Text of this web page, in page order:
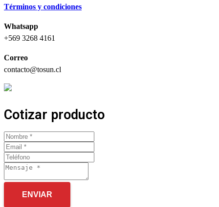
Términos y condiciones
Whatsapp
+569 3268 4161
Correo
contacto@tosun.cl
Cotizar producto
ENVIAR